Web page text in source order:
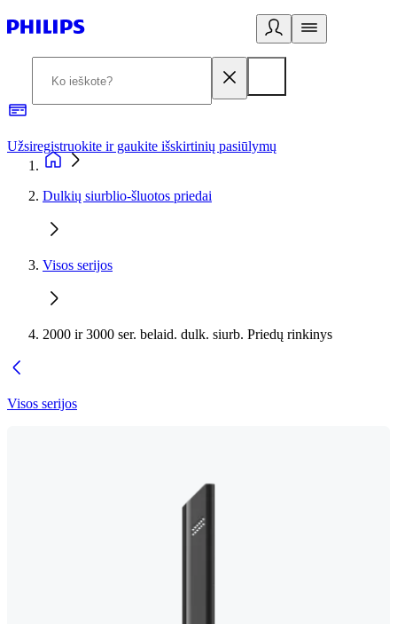
Užsiregistruokite ir gaukite išskirtinių pasiūlymų
Dulkių siurblio-šluotos priedai
Visos serijos
2000 ir 3000 ser. belaid. dulk. siurb. Priedų rinkinys
Visos serijos